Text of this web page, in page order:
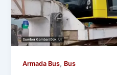
Armada Bus, Bus